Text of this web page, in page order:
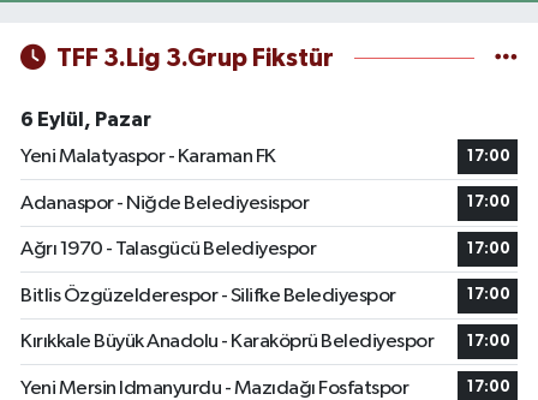
TFF 3.Lig 3.Grup Fikstür
6 Eylül, Pazar
Yeni Malatyaspor - Karaman FK
17:00
Adanaspor - Niğde Belediyesispor 17:00
Ağrı 1970 - Talasgücü Belediyespor 17:00
Bitlis Özgüzelderespor - Silifke Belediyespor 17:00
Kırıkkale Büyük Anadolu - Karaköprü Belediyespor 17:00
Yeni Mersin Idmanyurdu - Mazıdağı Fosfatspor 17:00